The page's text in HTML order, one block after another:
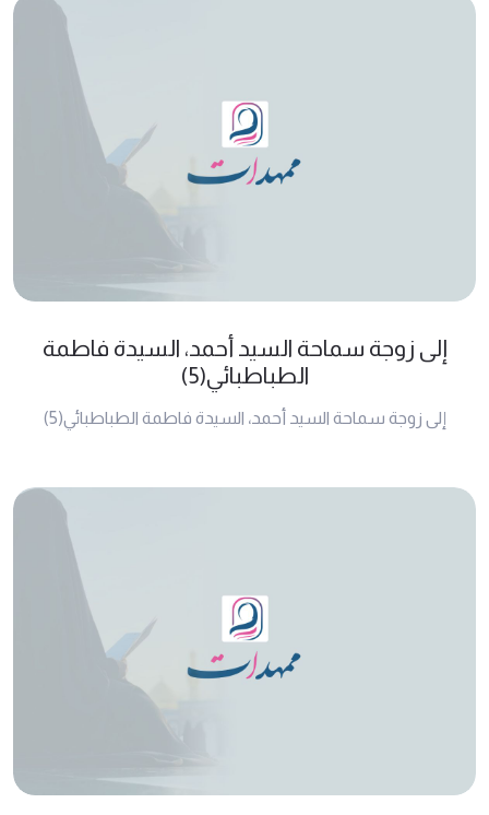
إلى زوجة سماحة السيد أحمد، السيدة فاطمة
الطباطبائي(5)
إلى زوجة سماحة السيد أحمد، السيدة فاطمة الطباطبائي(5)